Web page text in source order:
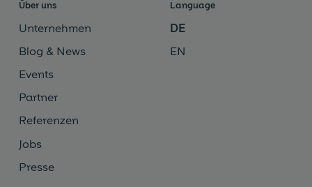
Über uns
Unternehmen
Blog & News
Events
Partner
Referenzen
Jobs
Presse
Language
DE
EN